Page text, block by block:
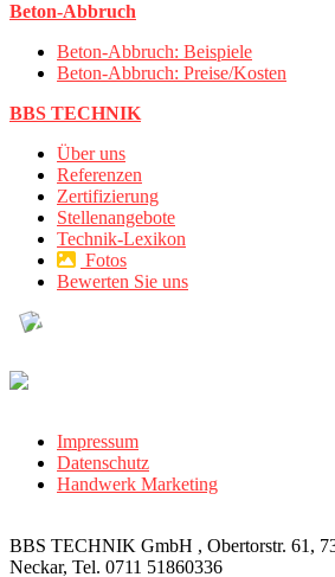
Beton-Abbruch
Beton-Abbruch: Beispiele
Beton-Abbruch: Preise/Kosten
BBS TECHNIK
Über uns
Referenzen
Zertifizierung
Stellenangebote
Technik-Lexikon
Fotos
Bewerten Sie uns
Impressum
Datenschutz
Handwerk Marketing
BBS TECHNIK GmbH , Obertorstr. 61,
Neckar, Tel. 0711 51860336